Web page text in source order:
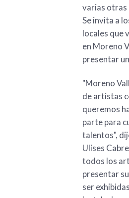
varias otras
Se invita a
locales que
en Moreno
presentar
"Moreno
de artistas
queremos
parte para
talentos",
Ulises
todos los
presentar
ser